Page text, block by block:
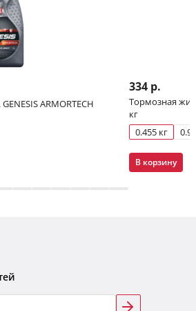
ARMORTECH
334 р.
Тормозная
кг
0.455 кг
В корзину